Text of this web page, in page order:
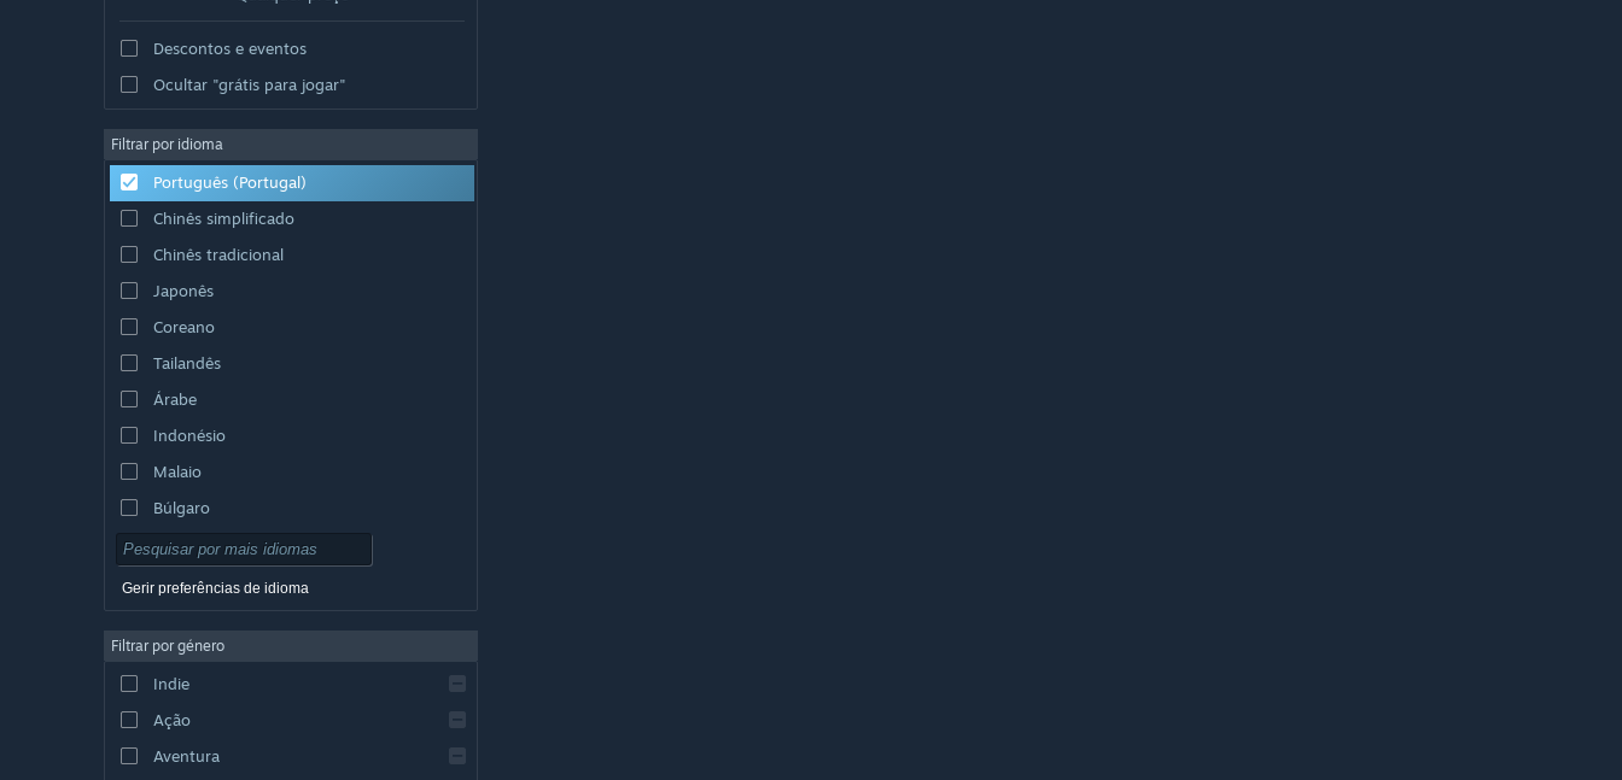
Descontos e eventos
Ocultar "grátis para jogar"
Filtrar por idioma
Português (Portugal)
Chinês simplificado
Chinês tradicional
Japonês
Coreano
Tailandês
Árabe
Indonésio
Malaio
Búlgaro
Checo
Dinamarquês
Inglês
Espanhol (Espanha)
Espanhol (América Latina)
Gerir preferências de idioma
Filtrar por género
Indie
Ação
Aventura